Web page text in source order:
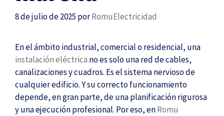
8 de julio de 2025 porRomuElectricidad
En el ámbito industrial, comercial o residencial, una
instalación eléctrica no es solo una red de cables,
canalizaciones y cuadros. Es el sistema nervioso de
cualquier edificio. Y su correcto funcionamiento
depende, en gran parte, de una planificación rigurosa
y una ejecución profesional. Por eso, enRomu